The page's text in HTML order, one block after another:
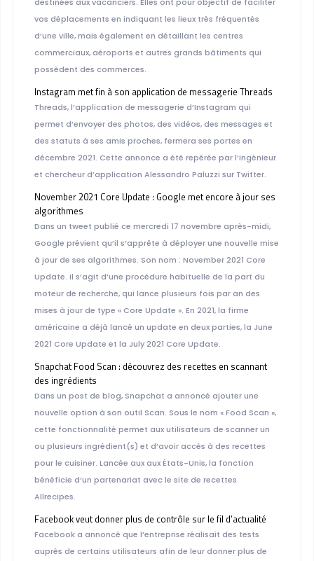
vos déplacements en indiquant les lieux très fréquentés
d’une ville, mais également en détaillant les centres
commerciaux, aéroports et autres grands bâtiments qui
possèdent des commerces.
Instagram met fin à son application de messagerie Threads
Threads, l’application de messagerie d’Instagram qui
permet d’envoyer des photos, des vidéos, des messages et
des statuts à ses amis proches, fermera ses portes en
décembre 2021. Cette annonce a été repérée par l’ingénieur
et chercheur d’application Alessandro Paluzzi sur Twitter.
November 2021 Core Update : Google met encore à jour ses
algorithmes
Dans un tweet publié ce mercredi 17 novembre après-midi,
Google prévient qu’il s’apprête à déployer une nouvelle mise
à jour de ses algorithmes. Son nom : November 2021 Core
Update. Il s’agit d’une procédure habituelle de la part du
moteur de recherche, qui lance plusieurs fois par an des
mises à jour de type « Core Update ». En 2021, la firme
américaine a déjà lancé un update en deux parties, la June
2021 Core Update et la July 2021 Core Update.
Snapchat Food Scan : découvrez des recettes en scannant
des ingrédients
Dans un post de blog, Snapchat a annoncé ajouter une
nouvelle option à son outil Scan. Sous le nom « Food Scan »,
cette fonctionnalité permet aux utilisateurs de scanner un
ou plusieurs ingrédient(s) et d’avoir accès à des recettes
pour le cuisiner. Lancée aux aux États-Unis, la fonction
bénéficie d’un partenariat avec le site de recettes
Allrecipes.
Facebook veut donner plus de contrôle sur le fil d’actualité
Facebook a annoncé que l’entreprise réalisait des tests
auprès de certains utilisateurs afin de leur donner plus de